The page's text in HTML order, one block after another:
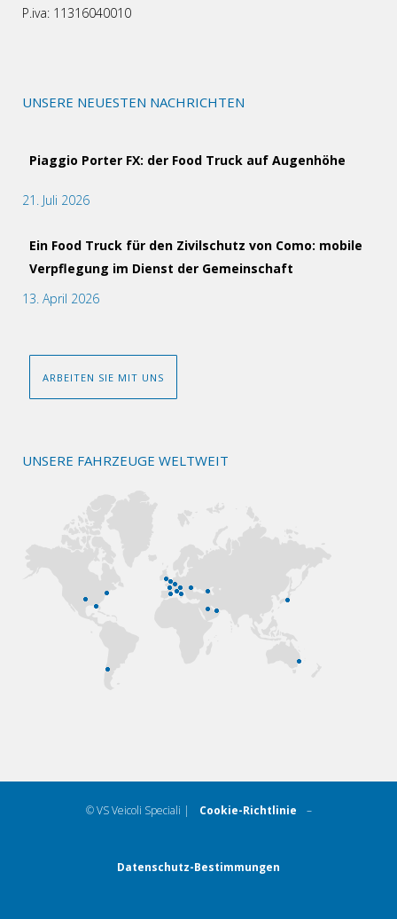
P.iva: 11316040010
UNSERE NEUESTEN NACHRICHTEN
Piaggio Porter FX: der Food Truck auf Augenhöhe
21. Juli 2026
Ein Food Truck für den Zivilschutz von Como: mobile
Verpflegung im Dienst der Gemeinschaft
13. April 2026
ARBEITEN SIE MIT UNS
UNSERE FAHRZEUGE WELTWEIT
© VS Veicoli Speciali | Cookie-Richtlinie –
Datenschutz-Bestimmungen